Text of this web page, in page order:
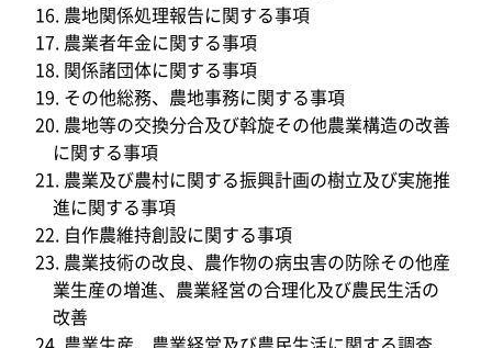
農地関係処理報告に関する事項
農業者年金に関する事項
関係諸団体に関する事項
その他総務、農地事務に関する事項
農地等の交換分合及び斡旋その他農業構造の改善
に関する事項
農業及び農村に関する振興計画の樹立及び実施推
進に関する事項
自作農維持創設に関する事項
農業技術の改良、農作物の病虫害の防除その他産
業生産の増進、農業経営の合理化及び農民生活の
改善